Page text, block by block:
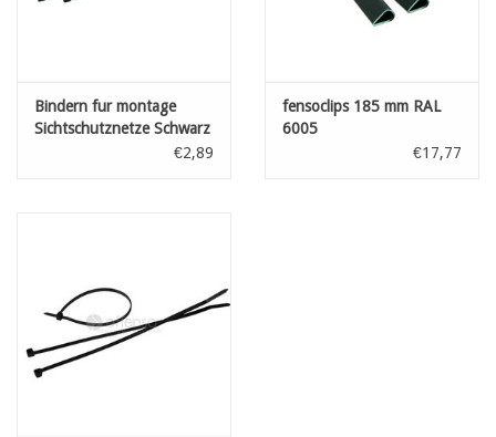
Bindern fur montage
Sichtschutznetze Schwarz
€2,89
fensoclips 185 mm RAL
6005
€17,77